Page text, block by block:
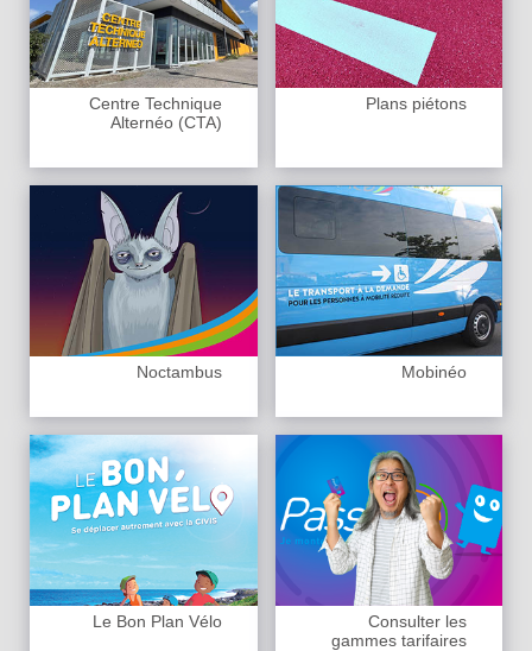
Centre Technique
Alternéo (CTA)
Plans piétons
Noctambus Mobinéo
Le Bon Plan Vélo
Consulter les
gammes tarifaires